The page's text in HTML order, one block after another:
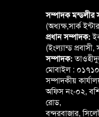
সম্পাদক মন্ডলীর
(অধ্যক্ষ,সার্ক
প্রধান সম্পাদক:
(ইংল্যান্ড
সম্পাদক:
মোবাইল :
সম্পাদকীয়
অফিস নং-০২,
রোড,
বন্দরবাজার,